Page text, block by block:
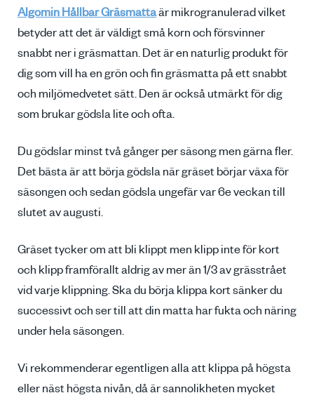
Algomin Hållbar Gräsmattaär mikrogranulerad vilket
betyder att det är väldigt små korn och försvinner
snabbt ner i gräsmattan. Det är en naturlig produkt för
dig som vill ha en grön och fin gräsmatta på ett snabbt
och miljömedvetet sätt. Den är också utmärkt för dig
som brukar gödsla lite och ofta.
Du gödslar minst två gånger per säsong men gärna fler.
Det bästa är att börja gödsla när gräset börjar växa för
säsongen och sedan gödsla ungefär var 6e veckan till
slutet av augusti.
Gräset tycker om att bli klippt men klipp inte för kort
och klipp framförallt aldrig av mer än 1/3 av grässtrået
vid varje klippning. Ska du börja klippa kort sänker du
successivt och ser till att din matta har fukta och näring
under hela säsongen.
Vi rekommenderar egentligen alla att klippa på högsta
eller näst högsta nivån, då är sannolikheten mycket